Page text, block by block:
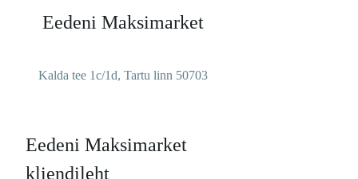
Eedeni Maksimarket
Kalda tee 1c/1d, Tartu linn 50703
Eedeni Maksimarket
kliendileht